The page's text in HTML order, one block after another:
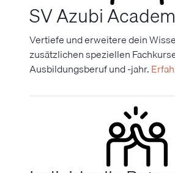
SV Azubi
Vertiefe und erweitere dein
zusätzlichen speziellen
Ausbildungsberuf und -jahr.